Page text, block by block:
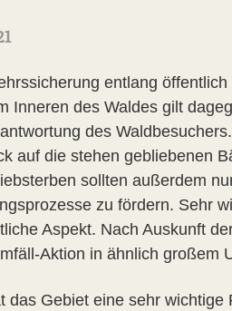
entlang
Inneren des Waldes gilt
des
auf die stehen gebliebenen
sollten außerdem
zu fördern. Sehr
Aspekt. Nach Auskunft
Aktion in ähnlich großem
das Gebiet eine sehr